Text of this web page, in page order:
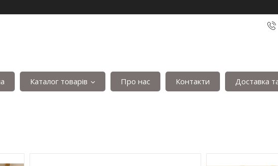
Каталог товарів Про нас Контакти Доставка